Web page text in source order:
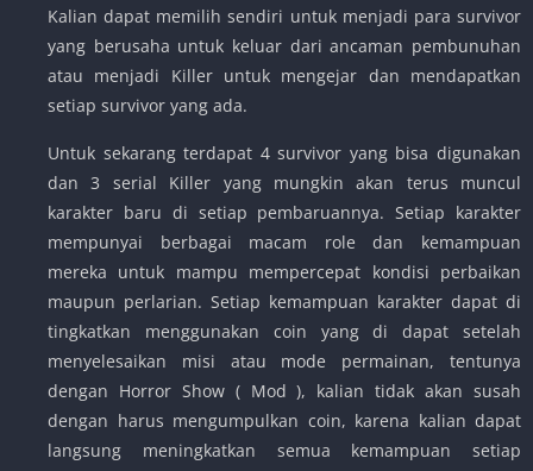
Kalian dapat memilih sendiri untuk menjadi para survivor
yang berusaha untuk keluar dari ancaman pembunuhan
atau menjadi Killer untuk mengejar dan mendapatkan
setiap survivor yang ada.
Untuk sekarang terdapat 4 survivor yang bisa digunakan
dan 3 serial Killer yang mungkin akan terus muncul
karakter baru di setiap pembaruannya. Setiap karakter
mempunyai berbagai macam role dan kemampuan
mereka untuk mampu mempercepat kondisi perbaikan
maupun perlarian. Setiap kemampuan karakter dapat di
tingkatkan menggunakan coin yang di dapat setelah
menyelesaikan misi atau mode permainan, tentunya
dengan Horror Show ( Mod ), kalian tidak akan susah
dengan harus mengumpulkan coin, karena kalian dapat
langsung meningkatkan semua kemampuan setiap